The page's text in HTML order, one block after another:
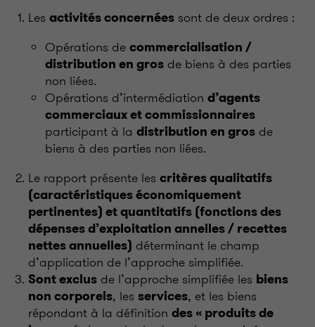
Les activités concernées sont de deux ordres :
Opérations de commercialisation /
distribution en gros de biens à des parties
non liées.
Opérations d’intermédiation d’agents
commerciaux et commissionnaires
participant à la distribution en gros de
biens à des parties non liées.
Le rapport présente les critères qualitatifs
(caractéristiques économiquement
pertinentes) et quantitatifs (fonctions des
dépenses d’exploitation annelles / recettes
nettes annuelles) déterminant le champ
d’application de l’approche simplifiée.
Sont exclus de l’approche simplifiée les biens
non corporels, les services, et les biens
répondant à la définition des « produits de